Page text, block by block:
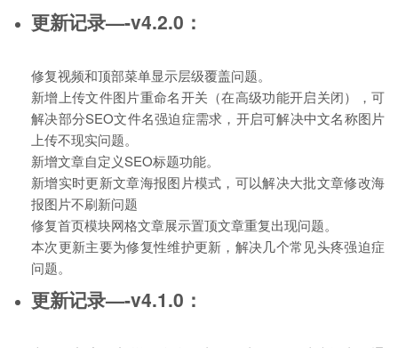
更新记录—-v4.2.0：
修复视频和顶部菜单显示层级覆盖问题。
新增上传文件图片重命名开关（在高级功能开启关闭），可
解决部分SEO文件名强迫症需求，开启可解决中文名称图片
上传不现实问题。
新增文章自定义SEO标题功能。
新增实时更新文章海报图片模式，可以解决大批文章修改海
报图片不刷新问题
修复首页模块网格文章展示置顶文章重复出现问题。
本次更新主要为修复性维护更新，解决几个常见头疼强迫症
问题。
更新记录—-v4.1.0：